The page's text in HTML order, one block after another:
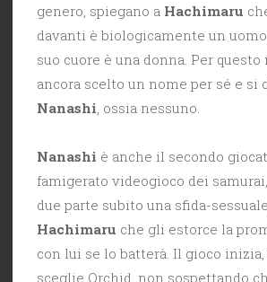
genero, spiegano a Hachimaru
davanti è biologicamente un
suo cuore è una donna. Per
ancora scelto un nome per sé e si
Nanashi , ossia nessuno.
Nanashi è anche il secondo
famigerato videogioco dei
due parte subito una sfida-
Hachimaru che gli estorce la
con lui se lo batterà. Il gioco inizia,
sceglie Orchid, non sospettando